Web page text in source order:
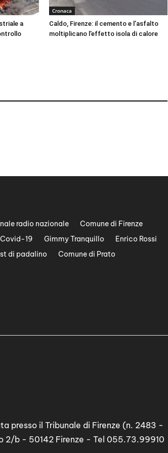
a
Cronaca
Caldo, Firenze: il cemento e l’asfalto
moltiplicano l’effetto isola di calore
radio nazionale
Comune di Firenze
Covid-19 Gimmy Tranquillo
Enrico Rossi
di padalino
Comune di Prato
presso il Tribunale di Firenze (n. 2483 -
2/b - 50142 Firenze - Tel 055.73.99910